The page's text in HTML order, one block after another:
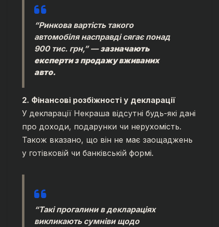
“Ринкова вартість такого
автомобіля насправді сягає понад
900 тис. грн,”—зазначають
експерти з продажу вживаних
авто.
2. Фінансові розбіжності у декларації
У декларації Некраша відсутні будь-які дані
про доходи, подарунки чи нерухомість.
Також вказано, що він не має заощаджень
у готівковій чи банківській формі.
“Такі прогалини в деклараціях
викликають сумніви щодо